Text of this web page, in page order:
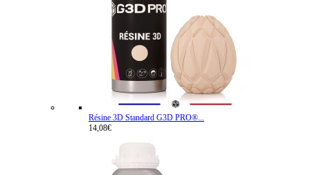
Résine 3D Standard G3D PRO®...
14,08€